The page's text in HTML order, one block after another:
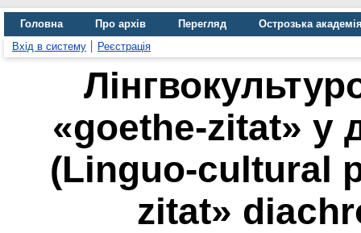
Головна Про архів Перегляд
Острозька
Вхід в систему
Реєстрація
«goethe-zitat» у
(Linguo-cultural
zitat»